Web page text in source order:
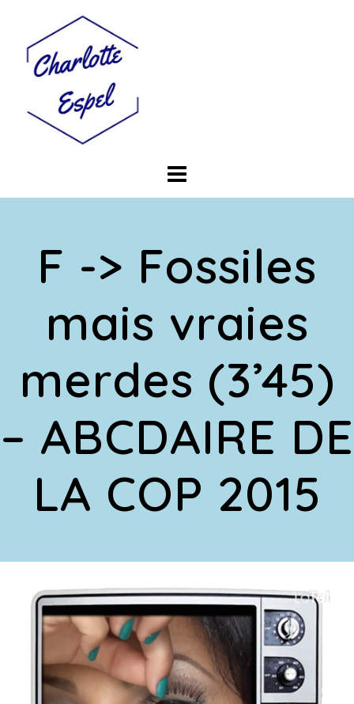
content
F -> Fossiles
mais vraies
merdes (3’45)
– ABCDAIRE DE
LA COP 2015